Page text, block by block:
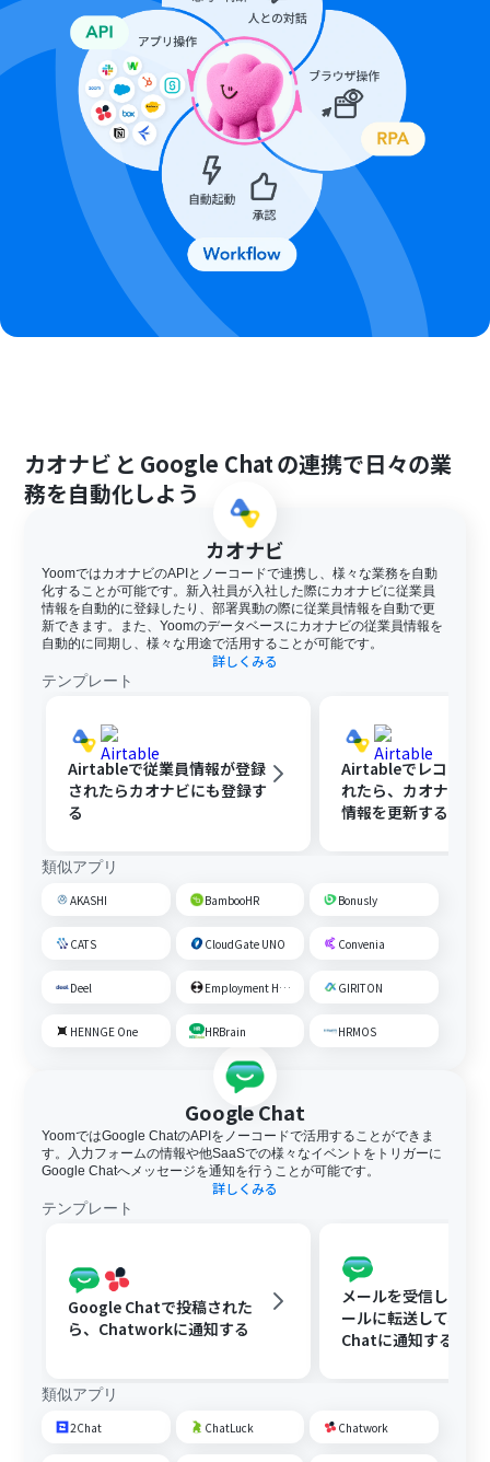
カオナビ と Google Chatの連携で日々の業
務を自動化しよう
カオナビ
YoomではカオナビのAPIとノーコードで連携し、様々な業務を自動
化することが可能です。新入社員が入社した際にカオナビに従業員
情報を自動的に登録したり、部署異動の際に従業員情報を自動で更
新できます。また、Yoomのデータベースにカオナビの従業員情報を
自動的に同期し、様々な用途で活用することが可能です。
詳しくみる
テンプレート
Airtableで従業員情報が登録
されたらカオナビにも登録す
る
Airtableでレコード
れたら、カオナビの
情報を更新する
類似アプリ
AKASHI BambooHR Bonusly
CATS CloudGate UNO Convenia
Deel Employment Hero GIRITON
HENNGE One HRBrain HRMOS
Google Chat
YoomではGoogle ChatのAPIをノーコードで活用することができま
す。入力フォームの情報や他SaaSでの様々なイベントをトリガーに
Google Chatへメッセージを通知を行うことが可能です。
詳しくみる
テンプレート
Google Chatで投稿された
ら、Chatworkに通知する
メールを受信したら
ールに転送して、
Chatに通知する
類似アプリ
2Chat ChatLuck Chatwork